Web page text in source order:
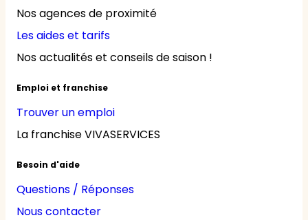
Nos agences de proximité
Les aides et tarifs
Nos actualités et conseils de saison !
Emploi et franchise
Trouver un emploi
La franchise VIVASERVICES
Besoin d'aide
Questions / Réponses
Nous contacter